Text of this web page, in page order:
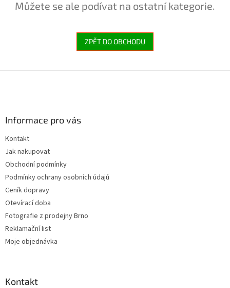
Můžete se ale podívat na ostatní kategorie.
ZPĚT DO OBCHODU
Informace pro vás
Kontakt
Jak nakupovat
Obchodní podmínky
Podmínky ochrany osobních údajů
Ceník dopravy
Otevírací doba
Fotografie z prodejny Brno
Reklamační list
Moje objednávka
Kontakt